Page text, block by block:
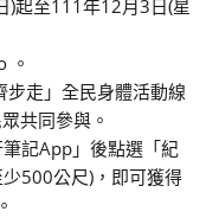
)起至111年12月3日(星
。
步走」全民身體活動線
共同參與。
記App」後點選「紀
500公尺)，即可獲得